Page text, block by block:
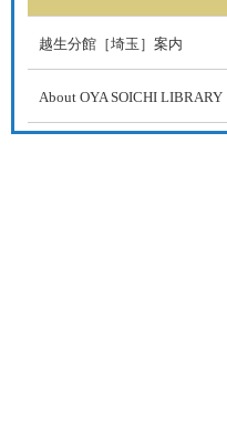
越生分館［埼玉］案内
About OYA SOICHI LIBRARY